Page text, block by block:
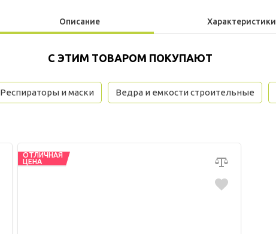
Описание Характеристики
С ЭТИМ ТОВАРОМ ПОКУПАЮТ
Респираторы и маски Ведра и емкости строительные
ОТЛИЧНАЯ
ЦЕНА